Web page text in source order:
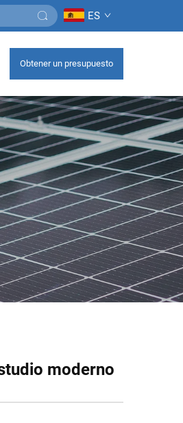
ES
Obtener un presupuesto
moderno